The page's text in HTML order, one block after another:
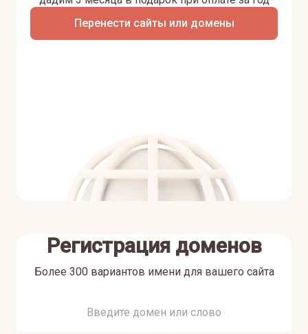
Перенести сайты или домены
Регистрация доменов
Более 300 вариантов имени для вашего сайта